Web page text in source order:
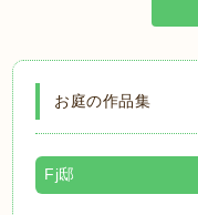
お庭の作品集
Fj邸